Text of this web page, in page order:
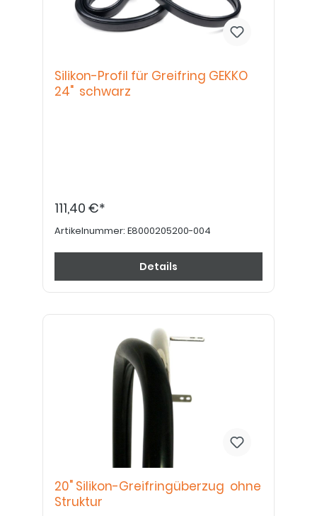
Silikon-Profil für Greifring GEKKO
24" schwarz
111,40 €*
Artikelnummer: E8000205200-004
Details
20" Silikon-Greifringüberzug ohne
Struktur